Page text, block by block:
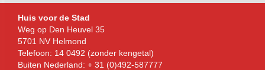
Bezoekadres
Huis voor de Stad
Weg op Den Heuvel 35
5701 NV Helmond
Telefoon: 14 0492 (zonder kengetal)
Buiten Nederland: + 31 (0)492-587777